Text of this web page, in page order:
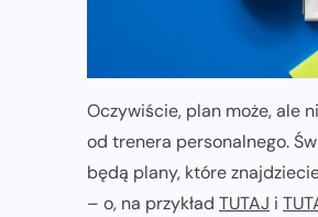
Oczywiście, plan może, ale
od trenera personalnego.
będą plany, które
– o, na przykład TUTAJ i